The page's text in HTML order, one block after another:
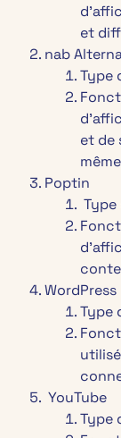
et
nab
Type
et de
Poptin
WordPress
Type
YouTube
Type